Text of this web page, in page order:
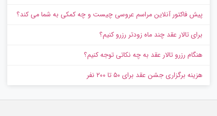
پیش‌ فاکتور آنلاین مراسم عروسی چیست و چه کمکی به شما می کند؟
برای تالار عقد چند ماه زودتر رزرو کنیم؟
هنگام رزرو تالار عقد به چه نکاتی توجه کنیم؟
هزینه برگزاری جشن عقد برای ۵۰ تا ۲۰۰ نفر